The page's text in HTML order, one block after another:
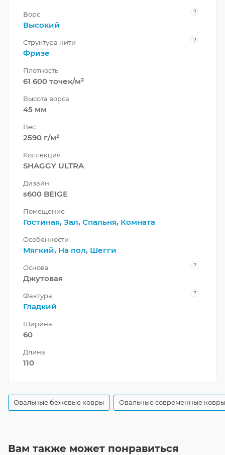
Ворс ?
Высокий
Структура нити ?
Фризе
Плотность
61 600 точек/м²
Высота ворса
45 мм
Вес
2590 г/м²
Коллекция
SHAGGY ULTRA
Дизайн
s600 BEIGE
Помещение
Гостиная, Зал, Спальня, Комната
Особенности
Мягкий, На пол, Шегги
Основа ?
Джутовая
Фактура ?
Гладкий
Ширина
60
Длина
110
Овальные бежевые ковры Овальные современные ковры
Вам также может понравиться